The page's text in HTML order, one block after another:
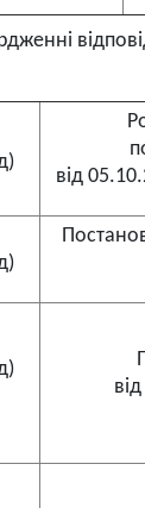
від